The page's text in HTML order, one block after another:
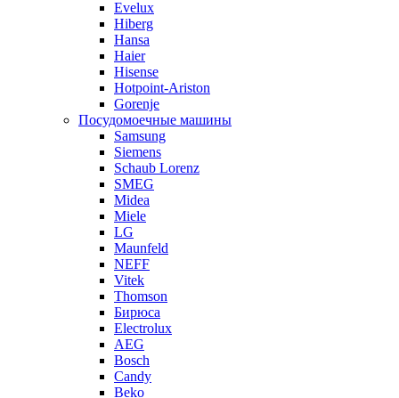
Evelux
Hiberg
Hansa
Haier
Hisense
Hotpoint-Ariston
Gorenje
Посудомоечные машины
Samsung
Siemens
Schaub Lorenz
SMEG
Midea
Miele
LG
Maunfeld
NEFF
Vitek
Thomson
Бирюса
Electrolux
AEG
Bosch
Candy
Beko